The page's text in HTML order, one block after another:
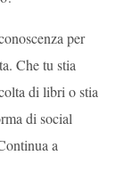
per
Che tu stia
di libri o stia
di social
a